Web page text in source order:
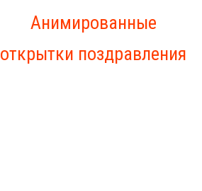
Анимированные
открытки поздравления